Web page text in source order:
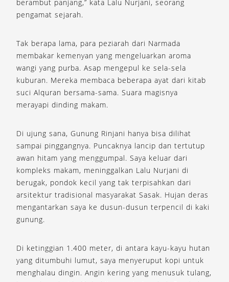
berambut panjang,” kata Lalu Nurjani, seorang
pengamat sejarah.
Tak berapa lama, para peziarah dari Narmada
membakar kemenyan yang mengeluarkan aroma
wangi yang purba. Asap mengepul ke sela-sela
kuburan. Mereka membaca beberapa ayat dari kitab
suci Alquran bersama-sama. Suara magisnya
merayapi dinding makam.
Di ujung sana, Gunung Rinjani hanya bisa dilihat
sampai pinggangnya. Puncaknya lancip dan tertutup
awan hitam yang menggumpal. Saya keluar dari
kompleks makam, meninggalkan Lalu Nurjani di
berugak, pondok kecil yang tak terpisahkan dari
arsitektur tradisional masyarakat Sasak. Hujan deras
mengantarkan saya ke dusun-dusun terpencil di kaki
gunung.
Di ketinggian 1.400 meter, di antara kayu-kayu hutan
yang ditumbuhi lumut, saya menyeruput kopi untuk
menghalau dingin. Angin kering yang menusuk tulang,